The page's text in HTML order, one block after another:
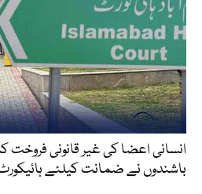
باشندوں نے ضمانت کیلئے